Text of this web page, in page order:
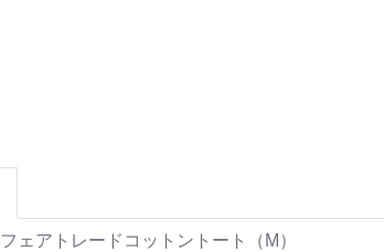
フェアトレードコットントート（M）